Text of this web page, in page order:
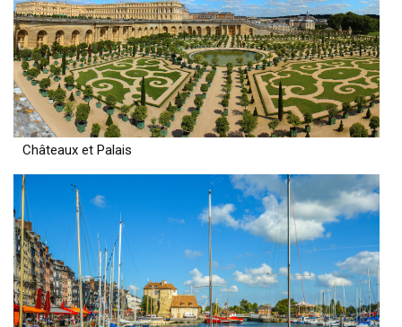
Châteaux et Palais